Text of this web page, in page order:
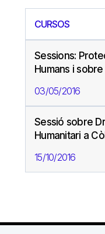
CURSOS
Sessions:
Humans i
03/05/2016
Sessió sobre
Humanitari a
15/10/2016